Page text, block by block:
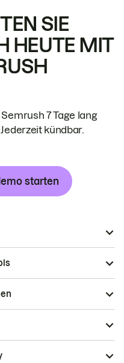
SIE
HEUTE MIT
7 Tage lang
kündbar.
starten